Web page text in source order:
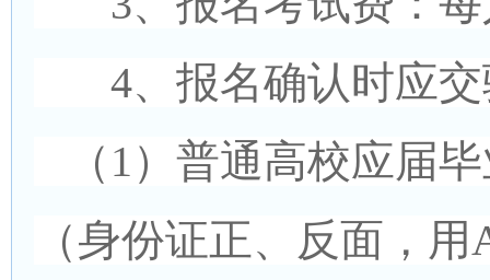
4、报名确认时应交
（1）普通高校应届
（身份证正、反面，